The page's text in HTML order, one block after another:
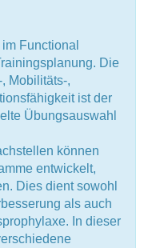
Functional
Die
Mobilitäts-,
ist der
Übungsauswahl
können
entwickelt,
Dies dient sowohl
als auch
In dieser